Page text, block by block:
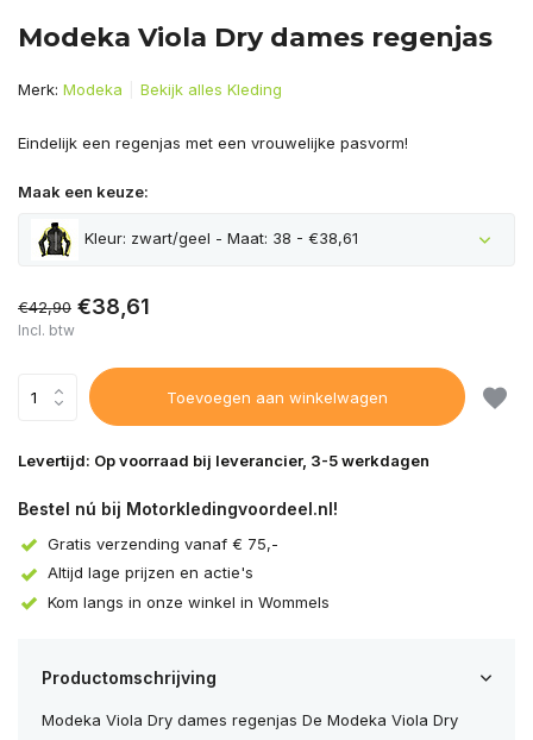
Modeka Viola Dry dames regenjas
Merk: Modeka Bekijk alles Kleding
Eindelijk een regenjas met een vrouwelijke pasvorm!
Maak een keuze:
Kleur: zwart/geel - Maat: 38 - €38,61
€42,90 €38,61
Incl. btw
Toevoegen aan winkelwagen
Levertijd: Op voorraad bij leverancier, 3-5 werkdagen
Bestel nú bij Motorkledingvoordeel.nl!
Gratis verzending vanaf € 75,-
Altijd lage prijzen en actie's
Kom langs in onze winkel in Wommels
Productomschrijving
Modeka Viola Dry dames regenjas De Modeka Viola Dry